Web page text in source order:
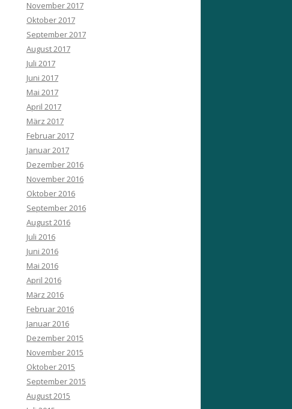
November 2017
Oktober 2017
September 2017
August 2017
Juli 2017
Juni 2017
Mai 2017
April 2017
März 2017
Februar 2017
Januar 2017
Dezember 2016
November 2016
Oktober 2016
September 2016
August 2016
Juli 2016
Juni 2016
Mai 2016
April 2016
März 2016
Februar 2016
Januar 2016
Dezember 2015
November 2015
Oktober 2015
September 2015
August 2015